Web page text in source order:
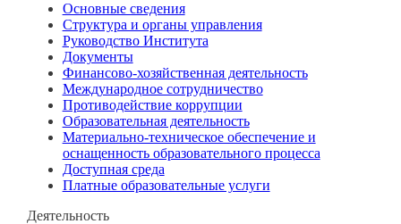
Основные сведения
Структура и органы управления
Руководство Института
Документы
Финансово-хозяйственная деятельность
Международное сотрудничество
Противодействие коррупции
Образовательная деятельность
Материально-техническое обеспечение и
оснащенность образовательного процесса
Доступная среда
Платные образовательные услуги
Деятельность